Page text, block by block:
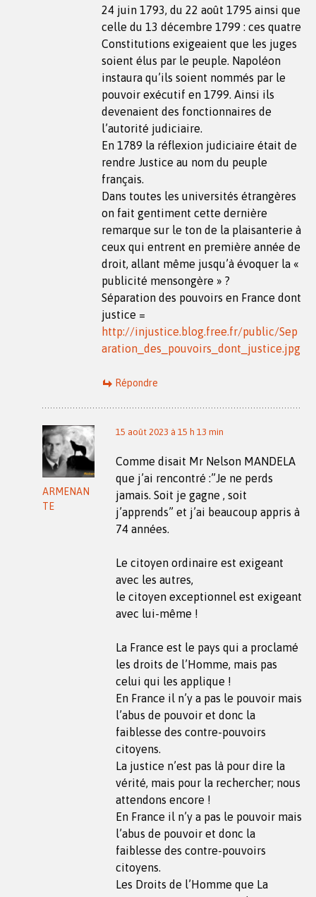
24 juin 1793, du 22 août 1795 ainsi que
celle du 13 décembre 1799 : ces quatre
Constitutions exigeaient que les juges
soient élus par le peuple. Napoléon
instaura qu’ils soient nommés par le
pouvoir exécutif en 1799. Ainsi ils
devenaient des fonctionnaires de
l’autorité judiciaire.
En 1789 la réflexion judiciaire était de
rendre Justice au nom du peuple
français.
Dans toutes les universités étrangères
on fait gentiment cette dernière
remarque sur le ton de la plaisanterie à
ceux qui entrent en première année de
droit, allant même jusqu’à évoquer la «
publicité mensongère » ?
Séparation des pouvoirs en France dont
justice =
http://injustice.blog.free.fr/public/Sep
aration_des_pouvoirs_dont_justice.jpg
Répondre
ARMENAN
TE
15 août 2023 à 15 h 13 min
Comme disait Mr Nelson MANDELA
que j’ai rencontré :”Je ne perds
jamais. Soit je gagne , soit
j’apprends” et j’ai beaucoup appris à
74 années.
Le citoyen ordinaire est exigeant
avec les autres,
le citoyen exceptionnel est exigeant
avec lui-même !
La France est le pays qui a proclamé
les droits de l’Homme, mais pas
celui qui les applique !
En France il n’y a pas le pouvoir mais
l’abus de pouvoir et donc la
faiblesse des contre-pouvoirs
citoyens.
La justice n’est pas là pour dire la
vérité, mais pour la rechercher; nous
attendons encore !
En France il n’y a pas le pouvoir mais
l’abus de pouvoir et donc la
faiblesse des contre-pouvoirs
citoyens.
Les Droits de l’Homme que La